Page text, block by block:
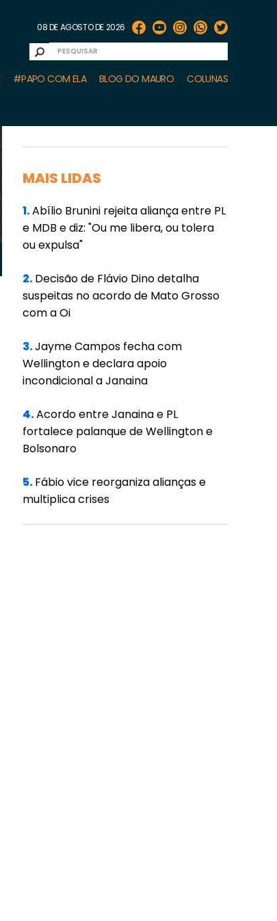
08 DE AGOSTO DE 2026
#PAPO COM ELA BLOG DO MAURO COLUNAS
MAIS LIDAS
1.Abílio Brunini rejeita aliança entre PL
e MDB e diz: "Ou me libera, ou tolera
ou expulsa"
2.Decisão de Flávio Dino detalha
suspeitas no acordo de Mato Grosso
com a Oi
3.Jayme Campos fecha com
Wellington e declara apoio
incondicional a Janaina
4.Acordo entre Janaina e PL
fortalece palanque de Wellington e
Bolsonaro
5.Fábio vice reorganiza alianças e
multiplica crises